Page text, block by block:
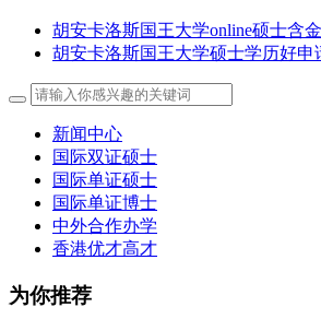
胡安卡洛斯国王大学online硕士含
胡安卡洛斯国王大学硕士学历好申
新闻中心
国际双证硕士
国际单证硕士
国际单证博士
中外合作办学
香港优才高才
为你推荐